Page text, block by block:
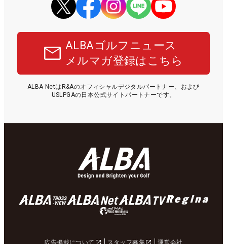
ALBAゴルフニュース
メルマガ登録はこちら
ALBA NetはR&Aのオフィシャルデジタルパートナー、および
USLPGAの日本公式サイトパートナーです。
広告掲載について スタッフ募集 運営会社